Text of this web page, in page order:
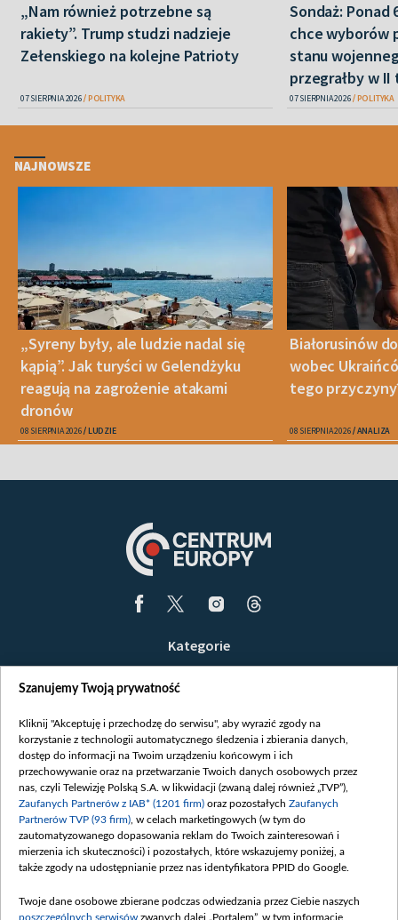
„Nam również potrzebne są
rakiety”. Trump studzi nadzieje
Zełenskiego na kolejne Patrioty
07 SIERPNIA 2026 POLITYKA
Sondaż: Ponad
chce wyborów
stanu
przegrałby w II
07 SIERPNIA 2026 POLITYKA
NAJNOWSZE
„Syreny były, ale ludzie nadal się
kąpią”. Jak turyści w Gelendżyku
reagują na zagrożenie atakami
dronów
08 SIERPNIA 2026 LUDZIE
Białorusinów
wobec
tego
08 SIERPNIA 2026 ANALIZA
Kategorie
Opinie
Białoruś / Polska
Czytelnia
Centrum Europy
O nas
Kontakt
Informacje o nadawcy
Serwisy partnerskie
Szanujemy Twoją prywatność
Kliknij "Akceptuję i przechodzę do serwisu", aby wyrazić zgody na
korzystanie z technologii automatycznego śledzenia i zbierania danych,
dostęp do informacji na Twoim urządzeniu końcowym i ich
przechowywanie oraz na przetwarzanie Twoich danych osobowych przez
nas, czyli Telewizję Polską S.A. w likwidacji (zwaną dalej również „TVP”),
Zaufanych Partnerów z IAB* (1201 firm) oraz pozostałych Zaufanych
Partnerów TVP (93 firm) , w celach marketingowych (w tym do
zautomatyzowanego dopasowania reklam do Twoich zainteresowań i
mierzenia ich skuteczności) i pozostałych, które wskazujemy poniżej, a
także zgody na udostępnianie przez nas identyfikatora PPID do Google.
Twoje dane osobowe zbierane podczas odwiedzania przez Ciebie naszych
poszczególnych serwisów zwanych dalej „Portalem”, w tym informacje